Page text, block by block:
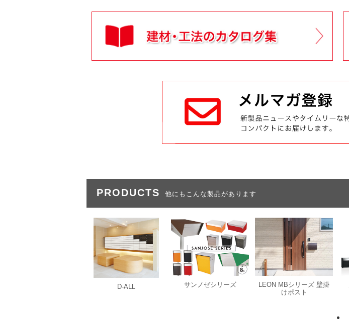
PRODUCTS 他にもこんな製品があります
D-ALL サンノゼシリーズ
LEON MBシリーズ 壁掛
けポスト